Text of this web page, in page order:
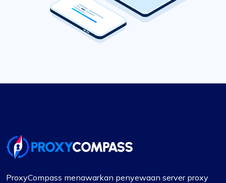
ProxyCompass menawarkan penyewaan server proxy